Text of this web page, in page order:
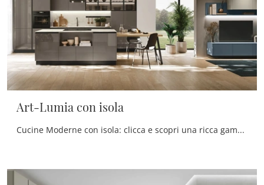
Art-Lumia con isola
Cucine Moderne con isola: clicca e scopri una ricca gamma di soluzioni della firma Stosa, tra cui il modello Art-Lumia con isola.